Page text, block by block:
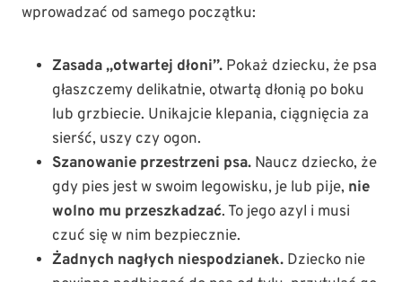
wprowadzać od samego początku:
Zasada „otwartej dłoni”. Pokaż dziecku, że psa
głaszczemy delikatnie, otwartą dłonią po boku
lub grzbiecie. Unikajcie klepania, ciągnięcia za
sierść, uszy czy ogon.
Szanowanie przestrzeni psa. Naucz dziecko, że
gdy pies jest w swoim legowisku, je lub pije, nie
wolno mu przeszkadzać. To jego azyl i musi
czuć się w nim bezpiecznie.
Żadnych nagłych niespodzianek. Dziecko nie